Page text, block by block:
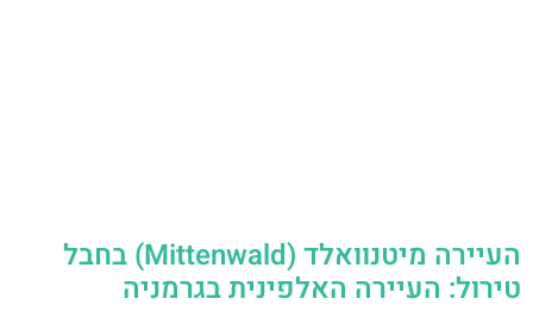
העיירה מיטנוואלד (Mittenwald) בחבל
טירול: העיירה האלפינית בגרמניה